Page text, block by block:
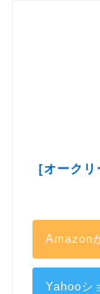
[オーク
Amazon
Yahooシ